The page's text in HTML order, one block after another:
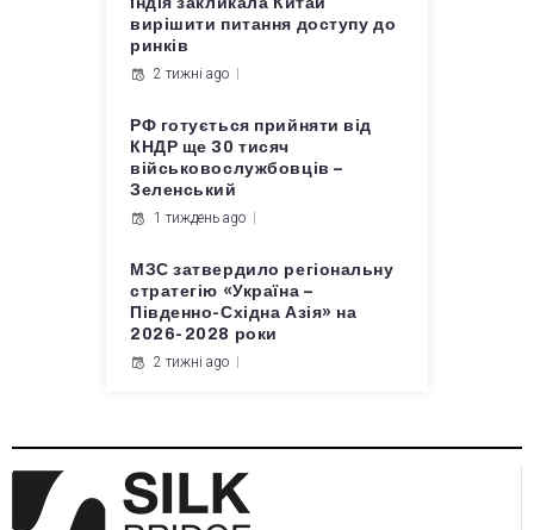
вирішити питання доступу до
ринків
2 тижні ago
РФ готується прийняти від
КНДР ще 30 тисяч
військовослужбовців –
Зеленський
1 тиждень ago
МЗС затвердило регіональну
стратегію «Україна –
Південно-Східна Азія» на
2026-2028 роки
2 тижні ago